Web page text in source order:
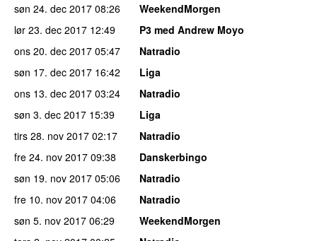
søn 24. dec 2017 08:26
WeekendMorgen
lør 23. dec 2017 12:49
P3 med Andrew Moyo
ons 20. dec 2017 05:47
Natradio
søn 17. dec 2017 16:42
Liga
ons 13. dec 2017 03:24
Natradio
søn 3. dec 2017 15:39
Liga
tirs 28. nov 2017 02:17
Natradio
fre 24. nov 2017 09:38
Danskerbingo
søn 19. nov 2017 05:06
Natradio
fre 10. nov 2017 04:06
Natradio
søn 5. nov 2017 06:29
WeekendMorgen